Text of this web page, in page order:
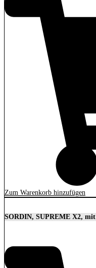
Zum Warenkorb hinzufügen
SORDIN, SUPREME X2, mit